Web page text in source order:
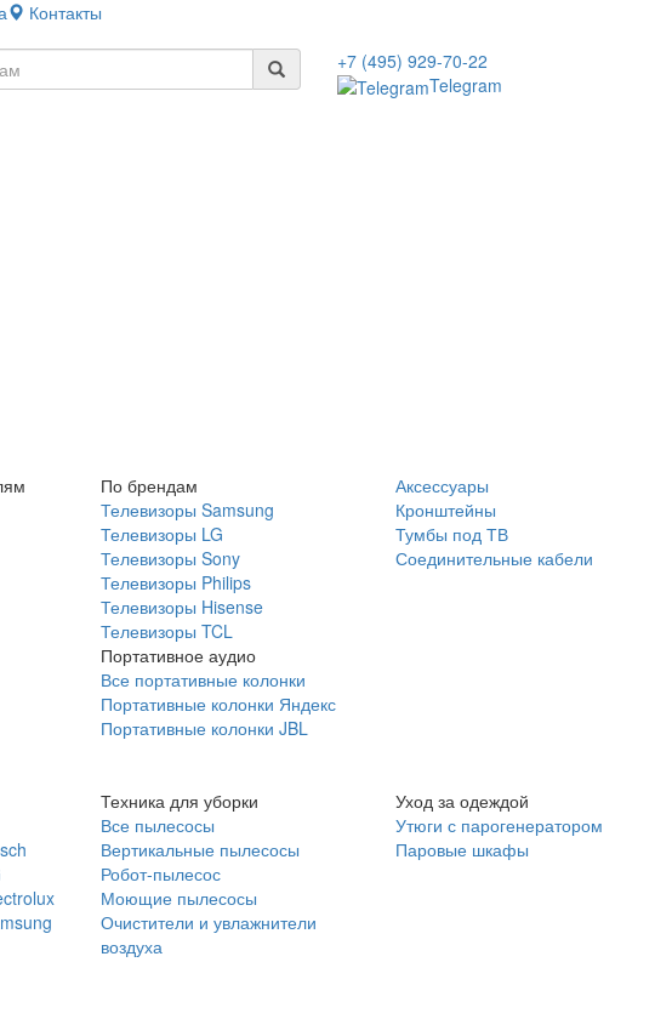
Контакты
+7 (495) 929-70-22
Telegram
По брендам
Телевизоры Samsung
Телевизоры LG
Телевизоры Sony
Телевизоры Philips
Телевизоры Hisense
Телевизоры TCL
Портативное аудио
Все портативные колонки
Портативные колонки Яндекс
Портативные колонки JBL
Аксессуары
Кронштейны
Тумбы под ТВ
Соединительные кабели
Техника для уборки
Все пылесосы
Вертикальные пылесосы
Робот-пылесос
Моющие пылесосы
Очистители и увлажнители
воздуха
Уход за одеждой
Утюги с парогенератором
Паровые шкафы